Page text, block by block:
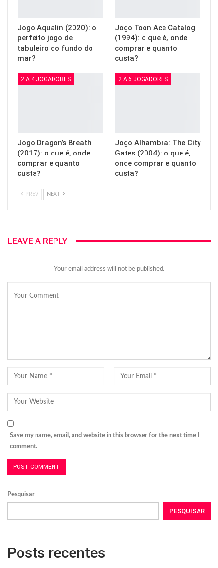
Jogo Aqualin (2020): o
perfeito jogo de
tabuleiro do fundo do
mar?
Jogo Toon Ace Catalog
(1994): o que é, onde
comprar e quanto
custa?
2 A 4 JOGADORES
Jogo Dragon’s Breath
(2017): o que é, onde
comprar e quanto
custa?
2 A 6 JOGADORES
Jogo Alhambra: The City
Gates (2004): o que é,
onde comprar e quanto
custa?
PREV NEXT
LEAVE A REPLY
Your email address will not be published.
Save my name, email, and website in this browser for the next time I
comment.
Pesquisar
PESQUISAR
Posts recentes